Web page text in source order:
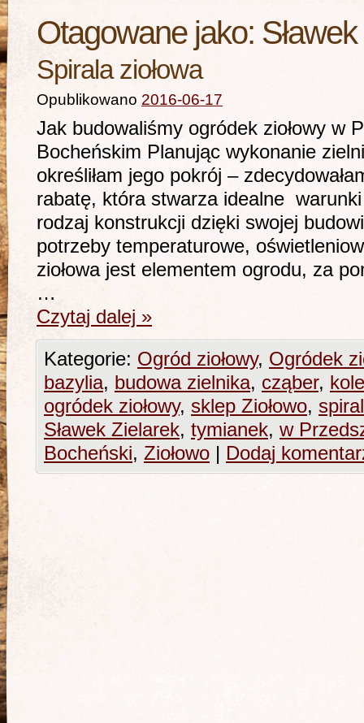
Otagowane jako:
Spirala ziołowa
Opublikowano 2016-06-17
Jak budowaliśmy ogródek ziołowy w
Bocheńskim Planując wykonanie
określiłam jego pokrój –
rabatę, która stwarza idealne warunki
rodzaj konstrukcji dzięki swojej
potrzeby temperaturowe,
ziołowa jest elementem ogrodu, za
…
Czytaj dalej »
Kategorie: Ogród ziołowy, Ogródek
bazylia, budowa zielnika, cząber,
ogródek ziołowy, sklep Ziołowo,
Sławek Zielarek, tymianek, w
Bocheński, Ziołowo | Dodaj